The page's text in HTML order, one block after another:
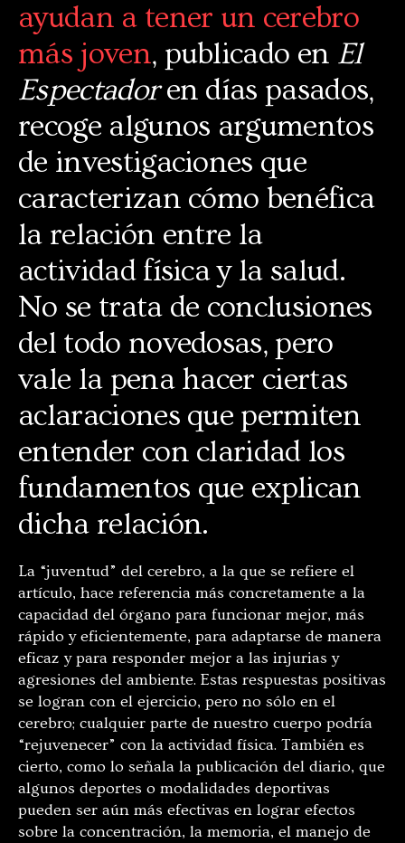
ayudan a tener un cerebro
más joven, publicado en El
Espectadoren días pasados,
recoge algunos argumentos
de investigaciones que
caracterizan cómo benéfica
la relación entre la
actividad física y la salud.
No se trata de conclusiones
del todo novedosas, pero
vale la pena hacer ciertas
aclaraciones que permiten
entender con claridad los
fundamentos que explican
dicha relación.
La “juventud” del cerebro, a la que se refiere el
artículo, hace referencia más concretamente a la
capacidad del órgano para funcionar mejor, más
rápido y eficientemente, para adaptarse de manera
eficaz y para responder mejor a las injurias y
agresiones del ambiente. Estas respuestas positivas
se logran con el ejercicio, pero no sólo en el
cerebro; cualquier parte de nuestro cuerpo podría
“rejuvenecer” con la actividad física. También es
cierto, como lo señala la publicación del diario, que
algunos deportes o modalidades deportivas
pueden ser aún más efectivas en lograr efectos
sobre la concentración, la memoria, el manejo de